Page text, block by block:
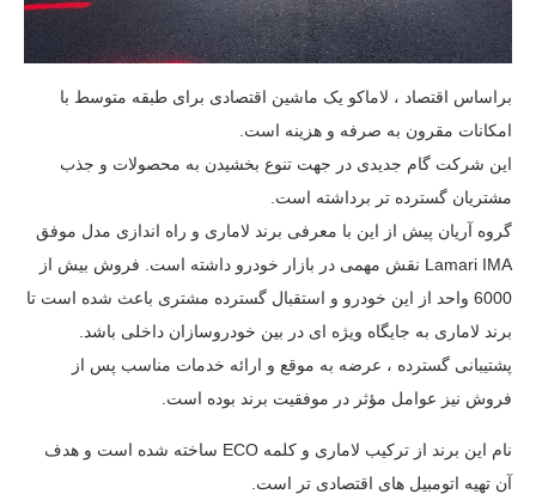
براساس اقتصاد ، لاماکو یک ماشین اقتصادی برای طبقه متوسط ​​با
امکانات مقرون به صرفه و هزینه است.
این شرکت گام جدیدی در جهت تنوع بخشیدن به محصولات و جذب
مشتریان گسترده تر برداشته است.
گروه آریان پیش از این با معرفی برند لاماری و راه اندازی مدل موفق
Lamari IMA نقش مهمی در بازار خودرو داشته است. فروش بیش از
6000 واحد از این خودرو و استقبال گسترده مشتری باعث شده است تا
برند لاماری به جایگاه ویژه ای در بین خودروسازان داخلی باشد.
پشتیبانی گسترده ، عرضه به موقع و ارائه خدمات مناسب پس از
فروش نیز عوامل مؤثر در موفقیت برند بوده است.
نام این برند از ترکیب لاماری و کلمه ECO ساخته شده است و هدف
آن تهیه اتومبیل های اقتصادی تر است.